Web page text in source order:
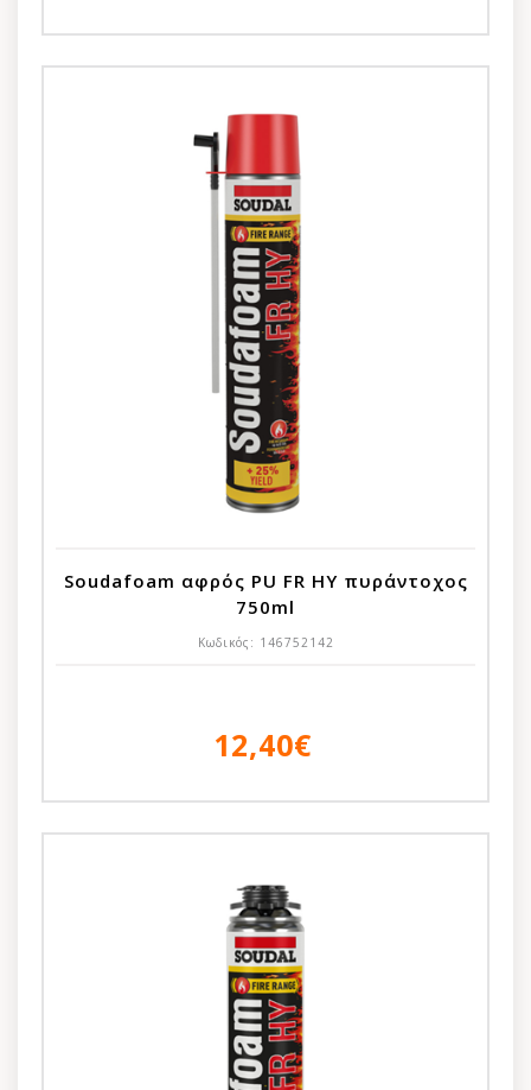
Soudafoam αφρός PU FR HY πυράντοχος
750ml
Κωδικός: 146752142
12,40€